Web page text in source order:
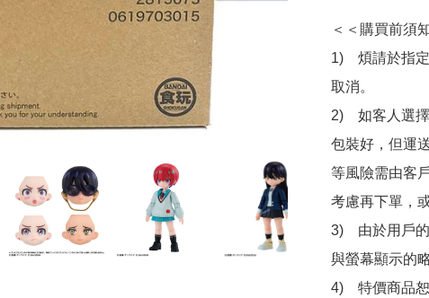
＜＜購買前須
1)　煩請於指
取消。
2)　如客人選
包裝好，但運
等風險需由客
考慮再下單，
3)　由於用戶
與螢幕顯示的
4)　特價商品